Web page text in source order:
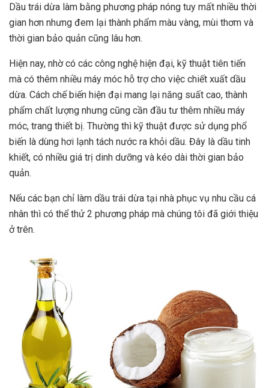
Dầu trái dừa làm bằng phương pháp nóng tuy mất nhiều thời
gian hơn nhưng đem lại thành phẩm màu vàng, mùi thơm và
thời gian bảo quản cũng lâu hơn.
Hiện nay, nhờ có các công nghệ hiện đại, kỹ thuật tiên tiến
mà có thêm nhiều máy móc hỗ trợ cho việc chiết xuất dầu
dừa. Cách chế biến hiện đại mang lại năng suất cao, thành
phẩm chất lượng nhưng cũng cần đầu tư thêm nhiều máy
móc, trang thiết bị. Thường thì kỹ thuật được sử dụng phổ
biến là dùng hơi lạnh tách nước ra khỏi dầu. Đây là dầu tinh
khiết, có nhiều giá trị dinh dưỡng và kéo dài thời gian bảo
quản.
Nếu các bạn chỉ làm dầu trái dừa tại nhà phục vụ nhu cầu cá
nhân thì có thể thử 2 phương pháp mà chúng tôi đã giới thiệu
ở trên.